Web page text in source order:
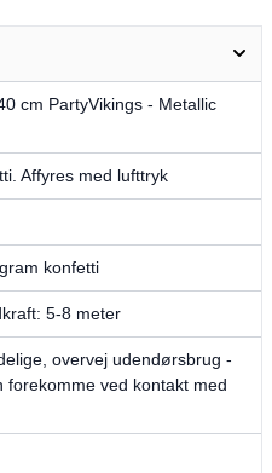
cm PartyVikings - Metallic
Affyres med lufttryk
konfetti
5-8 meter
overvej udendørsbrug -
forekomme ved kontakt med